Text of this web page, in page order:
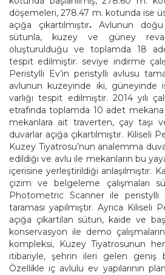
döşemeleri, 278.47 m. kotunda ise
açığa çıkartılmıştır.Avlunun
sütunla, kuzey ve güney
oluşturulduğu ve toplamda 18
tespit edilmiştir. seviye indirme
Peristylli Ev’in peristylli avlusu
avlunun kuzeyinde iki, güneyinde
varlığı tespit edilmiştir. 2014 yılı
etrafında toplamda 10 adet mekana
mekanlara ait traverten, çay taşı
duvarlar açığa çıkartılmıştır. Kiliseli
Kuzey Tiyatrosu’nun analemma
edildiği ve avlu ile mekanların bu
içerisine yerleştirildiği anlaşılmıştır.
çizim ve belgeleme çalışmaları
Photometric Scanner ile peristylli
taraması yapılmıştır. Ayrıca Kiliseli
açığa çıkartılan sütun, kaide ve
konservasyon ile demo
kompleksi, Kuzey Tiyatrosunun
itibariyle, şehrin ileri gelen geniş
Özellikle iç avlulu ev yapılarının